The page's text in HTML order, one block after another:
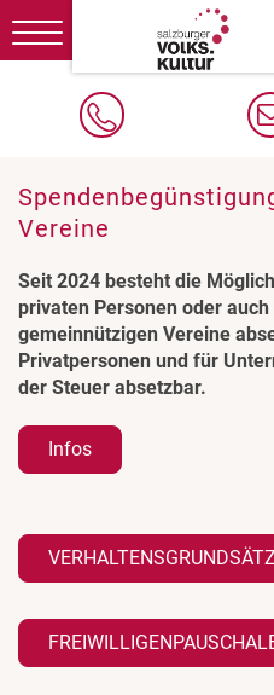
Toggle
navigation
Vereine
Seit 2024 besteht die
privaten Personen oder
gemeinnützigen Vereine
Privatpersonen und für
der Steuer absetzbar.
Infos